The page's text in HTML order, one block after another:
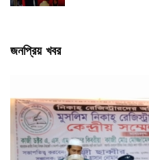
জনপ্রিয় খবর